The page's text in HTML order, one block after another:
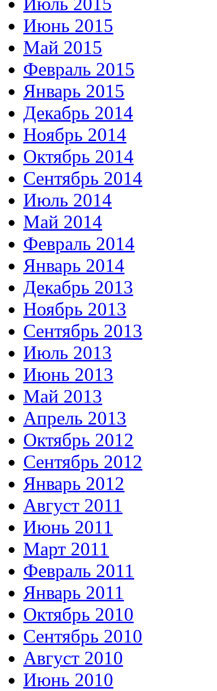
Июнь 2015
Май 2015
Февраль 2015
Январь 2015
Декабрь 2014
Ноябрь 2014
Октябрь 2014
Сентябрь 2014
Июль 2014
Май 2014
Февраль 2014
Январь 2014
Декабрь 2013
Ноябрь 2013
Сентябрь 2013
Июль 2013
Июнь 2013
Май 2013
Апрель 2013
Октябрь 2012
Сентябрь 2012
Январь 2012
Август 2011
Июнь 2011
Март 2011
Февраль 2011
Январь 2011
Октябрь 2010
Сентябрь 2010
Август 2010
Июнь 2010